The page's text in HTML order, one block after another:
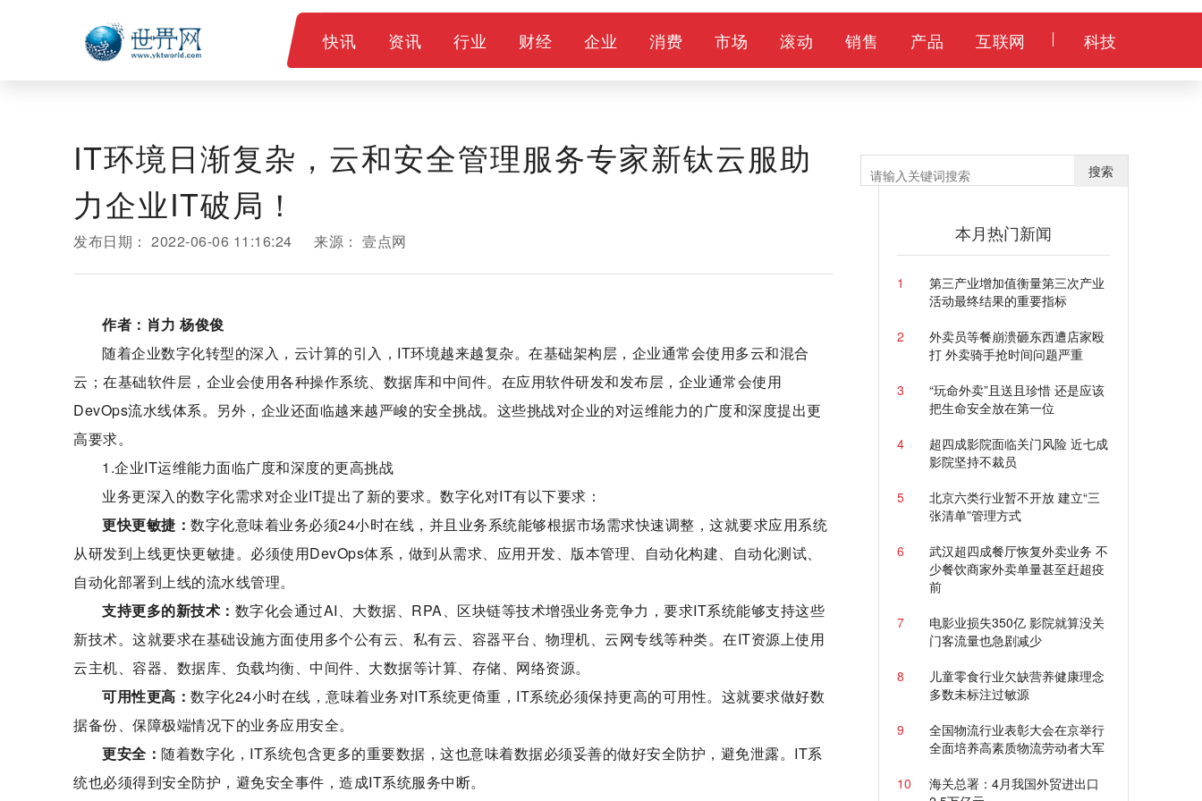
快讯 资讯 行业 财经 企业 消费 市场 滚动 销售 产品 互联网 科技
IT环境日渐复杂，云和安全管理服务专家新钛云服助
力企业IT破局！
发布日期： 2022-06-06 11:16:24 来源： 壹点网
作者：肖力 杨俊俊
随着企业数字化转型的深入，云计算的引入，IT环境越来越复杂。在基础架构层，企业通常会使用多云和混合
云；在基础软件层，企业会使用各种操作系统、数据库和中间件。在应用软件研发和发布层，企业通常会使用
DevOps流水线体系。另外，企业还面临越来越严峻的安全挑战。这些挑战对企业的对运维能力的广度和深度提出更
高要求。
1.企业IT运维能力面临广度和深度的更高挑战
业务更深入的数字化需求对企业IT提出了新的要求。数字化对IT有以下要求：
更快更敏捷： 数字化意味着业务必须24小时在线，并且业务系统能够根据市场需求快速调整，这就要求应用系统
从研发到上线更快更敏捷。必须使用DevOps体系，做到从需求、应用开发、版本管理、自动化构建、自动化测试、
自动化部署到上线的流水线管理。
支持更多的新技术： 数字化会通过AI、大数据、RPA、区块链等技术增强业务竞争力，要求IT系统能够支持这些
新技术。这就要求在基础设施方面使用多个公有云、私有云、容器平台、物理机、云网专线等种类。在IT资源上使用
云主机、容器、数据库、负载均衡、中间件、大数据等计算、存储、网络资源。
可用性更高： 数字化24小时在线，意味着业务对IT系统更倚重，IT系统必须保持更高的可用性。这就要求做好数
据备份、保障极端情况下的业务应用安全。
更安全： 随着数字化，IT系统包含更多的重要数据，这也意味着数据必须妥善的做好安全防护，避免泄露。IT系
统也必须得到安全防护，避免安全事件，造成IT系统服务中断。
搜索
本月热门新闻
1
第三产业增加值衡量第三次产业
活动最终结果的重要指标
2
外卖员等餐崩溃砸东西遭店家殴
打 外卖骑手抢时间问题严重
3
“玩命外卖”且送且珍惜 还是应该
把生命安全放在第一位
4
超四成影院面临关门风险 近七成
影院坚持不裁员
5
北京六类行业暂不开放 建立“三
张清单”管理方式
6
武汉超四成餐厅恢复外卖业务 不
少餐饮商家外卖单量甚至赶超疫
前
7
电影业损失350亿 影院就算没关
门客流量也急剧减少
8
儿童零食行业欠缺营养健康理念
多数未标注过敏源
9
全国物流行业表彰大会在京举行
全面培养高素质物流劳动者大军
10
海关总署：4月我国外贸进出口